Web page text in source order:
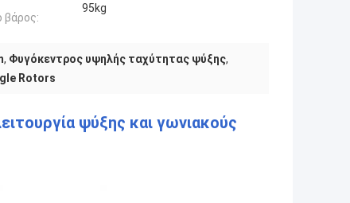
βάρος:
95kg
, Φυγόκεντρος υψηλής ταχύτητας ψύξης,
Rotors
ψύξης και γωνιακούς